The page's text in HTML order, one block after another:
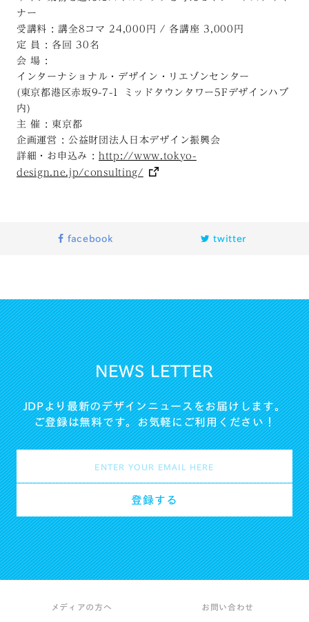
ナー
受講料 : 講全8コマ 24,000円 / 各講座 3,000円
定 員 : 各回 30名
会 場 :
インターナショナル・デザイン・リエゾンセンター
(東京都港区赤坂9-7-1 ミッドタウンタワー5Fデザインハブ
内)
主 催 : 東京都
企画運営 : 公益財団法人日本デザイン振興会
詳細・お申込み : http://www.tokyo-
design.ne.jp/consulting/
facebook twitter
NEWS LETTER
JDPより最新のデザインニュースをお届けします。
ご登録は無料です。お気軽にご利用ください！
メディアの方へ お問い合わせ